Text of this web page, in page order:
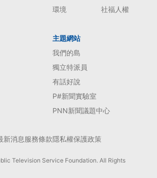
環境
社福人權
主題網站
我們的島
獨立特派員
有話好說
P#新聞實驗室
PNN新聞議題中心
新消息服務條款隱私權保護政策
Television Service Foundation. All Rights